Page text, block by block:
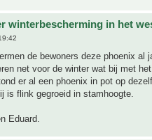
winterbescherming in het
de bewoners deze phoenix al
net voor de winter wat bij met
er al een phoenix in pot op
is flink gegroeid in stamhoogte.
Eduard.